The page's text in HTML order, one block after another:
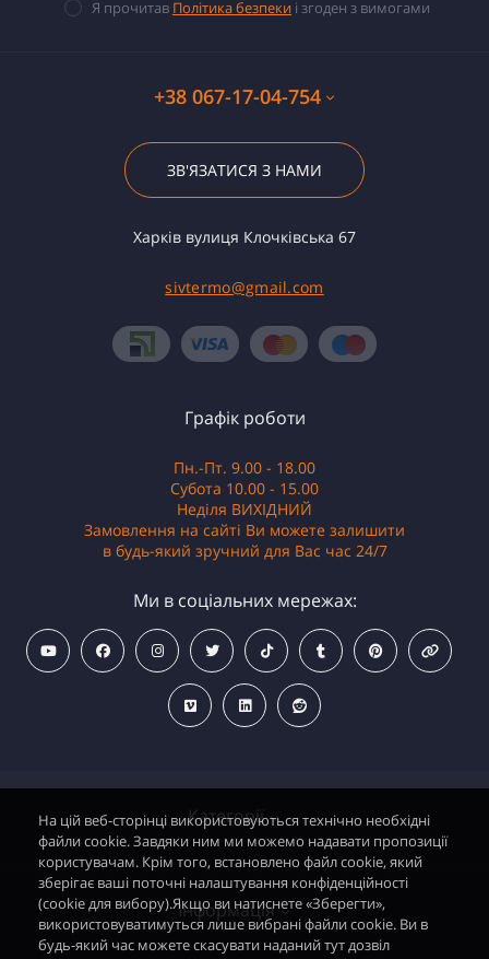
Я прочитав Політика безпеки і згоден з вимогами
+38 067-17-04-754
ЗВ'ЯЗАТИСЯ З НАМИ
Харків вулиця Клочківська 67
sivtermo@gmail.com
Категорії
Водонагрівачі електричні
Димохідні газові колонки
Інформація
Графік роботи
Пн.-Пт. 9.00 - 18.00
Субота 10.00 - 15.00
Неділя ВИХІДНИЙ
Замовлення на сайті Ви можете залишити
в будь-який зручний для Вас час 24/7
Ми в соціальних мережах:
На цій веб-сторінці використовуються технічно необхідні
файли cookie. Завдяки ним ми можемо надавати пропозиції
користувачам. Крім того, встановлено файл cookie, який
зберігає ваші поточні налаштування конфіденційності
(cookie для вибору).Якщо ви натиснете «Зберегти»,
використовуватимуться лише вибрані файли cookie. Ви в
будь-який час можете скасувати наданий тут дозвіл